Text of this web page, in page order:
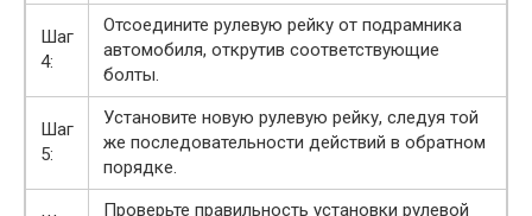
Шаг
4:
Отсоедините рулевую рейку от подрамника
автомобиля, открутив соответствующие
болты.
Шаг
5:
Установите новую рулевую рейку, следуя той
же последовательности действий в обратном
порядке.
Проверьте правильность установки рулевой